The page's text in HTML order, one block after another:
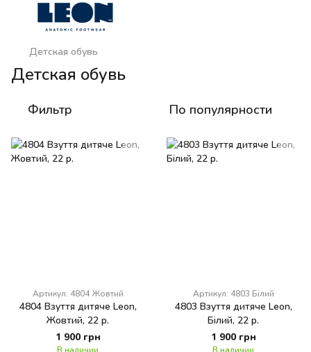
Детская обувь
Детская обувь
Фильтр По популярности
Артикул: 4804 Жовтий
4804 Взуття дитяче Leon,
Жовтий, 22 р.
1 900 грн
В наличии
Артикул: 4803 Білий
4803 Взуття дитяче Leon,
Білий, 22 р.
1 900 грн
В наличии